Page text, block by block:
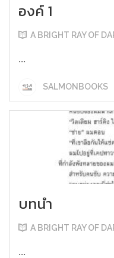
องค์ 1
A BRIGHT RAY OF
...
SALMONBOOKS
บทนำ
A BRIGHT RAY OF
...